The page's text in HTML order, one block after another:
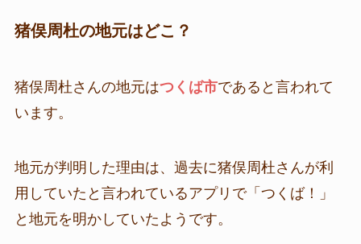
猪俣周杜の地元はどこ？
猪俣周杜さんの地元はつくば市であると言われて
います。
地元が判明した理由は、過去に猪俣周杜さんが利
用していたと言われているアプリで「つくば！」
と地元を明かしていたようです。